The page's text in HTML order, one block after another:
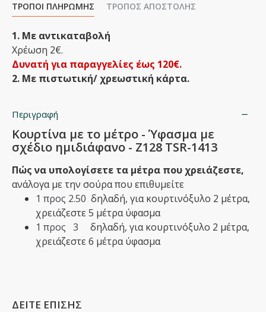
ΤΡΌΠΟΙ ΠΛΗΡΩΜΉΣ ΤΡΌΠΟΣ ΑΠΟΣΤΟΛΉΣ
1. Με αντικαταβολή
Χρέωση 2€.
Δυνατή για παραγγελίες έως 120€.
2. Με πιστωτική/ χρεωστική κάρτα.
Περιγραφή
Κουρτίνα με το μέτρο - Ύφασμα με
σχέδιο ημιδιάφανο - Ζ128 TSR-1413
Πώς να υπολογίσετε τα μέτρα που χρειάζεστε,
ανάλογα με την σούρα που επιθυμείτε
1 προς 2.50 δηλαδή, ​για κουρτινόξυλο 2 μέτρα,
χρειάζεστε 5 μέτρα ύφασμα
1 προς 3 δηλαδή,​ για κουρτινόξυλο 2 μέτρα,
χρειάζεστε 6 μέτρα ύφασμα
ΔΕΙΤΕ ΕΠΙΣΗΣ